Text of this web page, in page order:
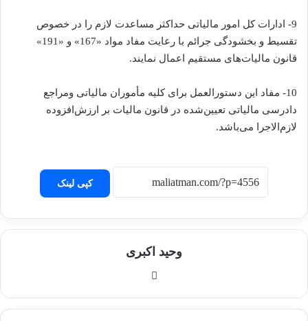
9- ادارات کل امور مالیاتی حداکثر مساعدت لازم را در خصوص
تقسیط و بخشودگی جرائم با رعایت مفاد مواد «167» و «191»
قانون مالیات‌های مستقیم اعمال نمایند.
10- مفاد این دستورالعمل برای کلیه مأموران مالیاتی ومراجع
دادرسی مالیاتی تعیین‌شده در قانون مالیات بر ارزش‌افزوده
لازم‌الاجرا می‌باشد.
کپی لینک
وحید اکبری